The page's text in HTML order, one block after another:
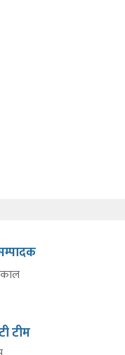
टीम